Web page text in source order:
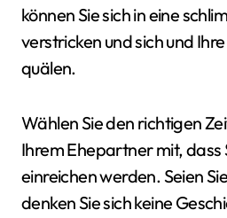
können Sie sich in eine
verstricken und sich und
quälen.
Wählen Sie den richtigen
Ihrem Ehepartner mit, dass
einreichen werden. Seien
denken Sie sich keine